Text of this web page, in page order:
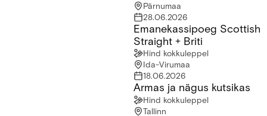
Pärnumaa
28.06.2026
Emanekassipoeg Scottish Straight + BritiEmanekassipoeg Scottish
Straight + Briti
Hind kokkuleppel
Ida-Virumaa
18.06.2026
Armas ja nägus kutsikas
Hind kokkuleppel
Tallinn